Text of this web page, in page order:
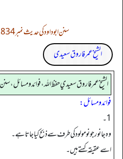
سنن ابوداود کی حدیث نمبر 2834 کے فوائد و مسائل
الشیخ عمر فاروق سعیدی
الشيخ عمر فاروق سعيدي حفظ الله، فوائد و مسائل، سنن
فوائد ومسائل:
1۔
وہ جانور جو نومولود کی طرف سے ذبح کیا جاتا ہے۔
اسے عقیقہ کہتے ہیں۔